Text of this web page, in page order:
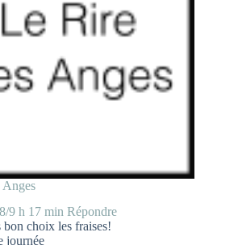
Anges
9 h 17 min Répondre
bon choix les fraises!
journée